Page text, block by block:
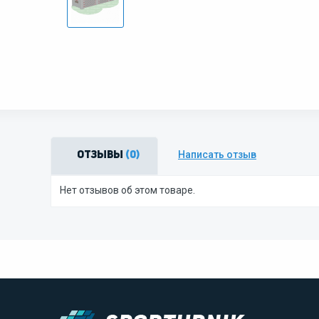
Отзывы (0) Написать отзыв
Нет отзывов об этом товаре.